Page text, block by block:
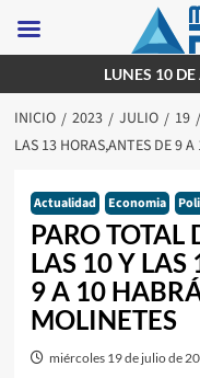
al
contenido
LUNES 10
INICIO 2023 JULIO 19
LAS 13 HORAS,ANTES DE 9
Actualidad Economia
PARO TOTAL
LAS 10 Y LAS
9 A 10
MOLINETES
miércoles 19 de julio de